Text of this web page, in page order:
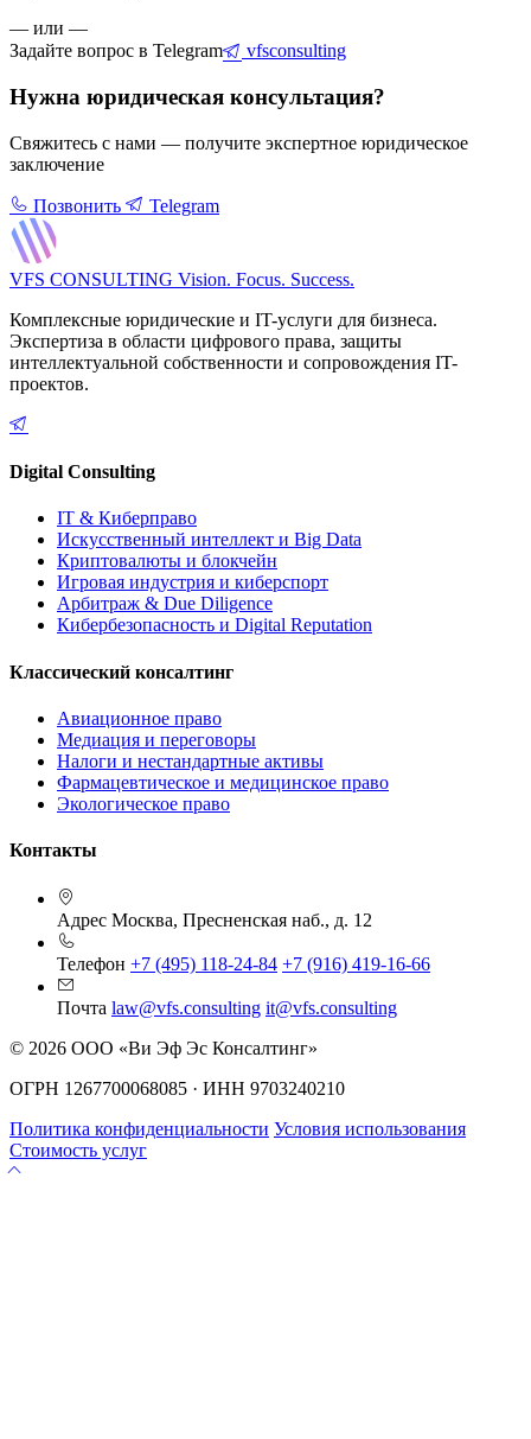
— или —
Задайте вопрос в Telegram
vfsconsulting
Нужна юридическая консультация?
Свяжитесь с нами — получите экспертное юридическое
заключение
Позвонить Telegram
VFS CONSULTING Vision. Focus. Success.
Комплексные юридические и IT-услуги для бизнеса.
Экспертиза в области цифрового права, защиты
интеллектуальной собственности и сопровождения IT-
проектов.
Digital Consulting
IT & Киберправо
Искусственный интеллект и Big Data
Криптовалюты и блокчейн
Игровая индустрия и киберспорт
Арбитраж & Due Diligence
Кибербезопасность и Digital Reputation
Классический консалтинг
Авиационное право
Медиация и переговоры
Налоги и нестандартные активы
Фармацевтическое и медицинское право
Экологическое право
Контакты
Адрес Москва, Пресненская наб., д. 12
Телефон +7 (495) 118-24-84 +7 (916) 419-16-66
Почта law@vfs.consulting it@vfs.consulting
© 2026 ООО «Ви Эф Эс Консалтинг»
ОГРН 1267700068085 · ИНН 9703240210
Политика конфиденциальности Условия использования
Стоимость услуг